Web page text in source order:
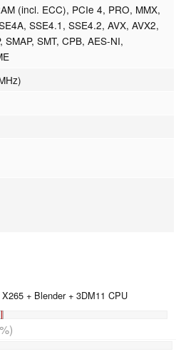
(incl. ECC), PCIe 4, PRO, MMX,
SSE4.1, SSE4.2, AVX, AVX2,
SMAP, SMT, CPB, AES-NI,
+ Blender + 3DM11 CPU